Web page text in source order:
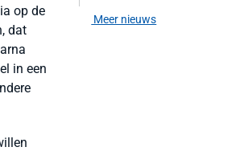
op de
dat
in een
Meer nieuws